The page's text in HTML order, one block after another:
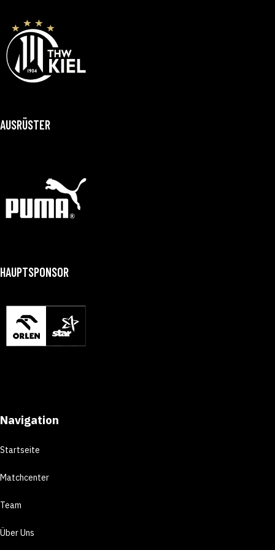
AUSRÜSTER
HAUPTSPONSOR
Navigation
Startseite
Matchcenter
Team
Über Uns